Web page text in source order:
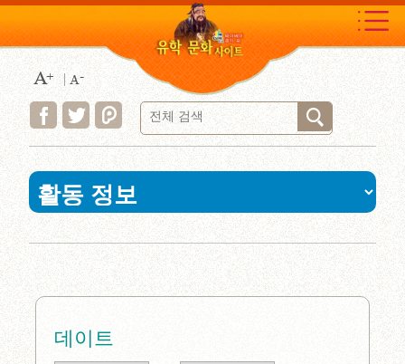
Move
content
area
:::
데이트